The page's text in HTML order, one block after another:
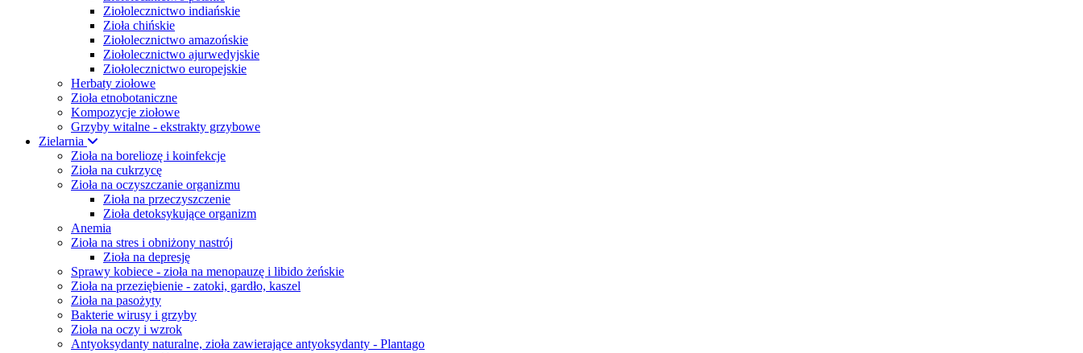
Ziołolecznictwo indiańskie
Zioła chińskie
Ziołolecznictwo amazońskie
Ziołolecznictwo ajurwedyjskie
Ziołolecznictwo europejskie
Herbaty ziołowe
Zioła etnobotaniczne
Kompozycje ziołowe
Grzyby witalne - ekstrakty grzybowe
Zielarnia
Zioła na boreliozę i koinfekcje
Zioła na cukrzycę
Zioła na oczyszczanie organizmu
Zioła na przeczyszczenie
Zioła detoksykujące organizm
Anemia
Zioła na stres i obniżony nastrój
Zioła na depresję
Sprawy kobiece - zioła na menopauzę i libido żeńskie
Zioła na przeziębienie - zatoki, gardło, kaszel
Zioła na pasożyty
Bakterie wirusy i grzyby
Zioła na oczy i wzrok
Antyoksydanty naturalne, zioła zawierające antyoksydanty - Plantago